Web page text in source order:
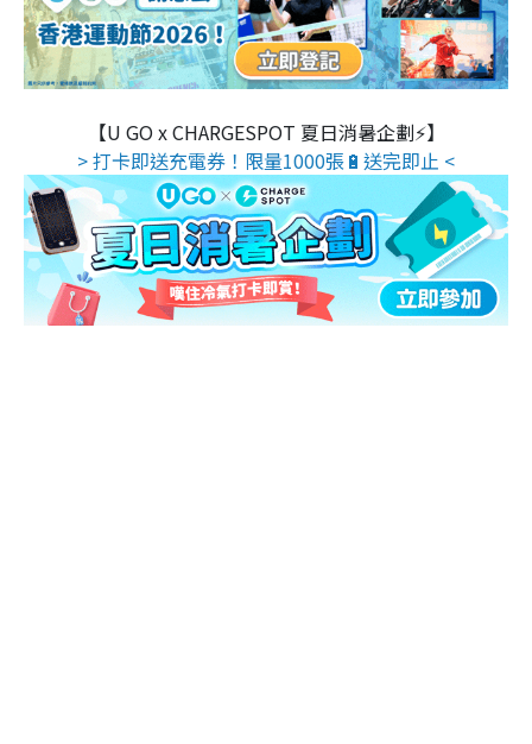
【U GO x CHARGESPOT 夏日消暑企劃⚡】
> 打卡即送充電券！限量1000張🔋送完即止 <